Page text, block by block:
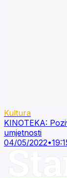
Kultura
KINOTEKA:
umjetnosti
04/05/2022•